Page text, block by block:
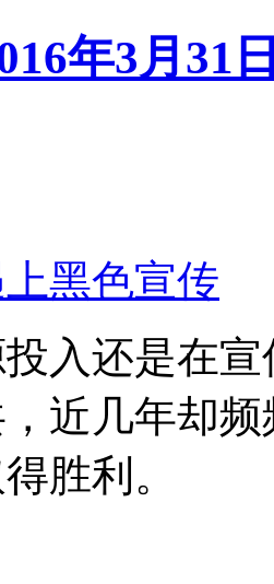
年3月31
黑色宣传
入还是在
近几年却
胜利。